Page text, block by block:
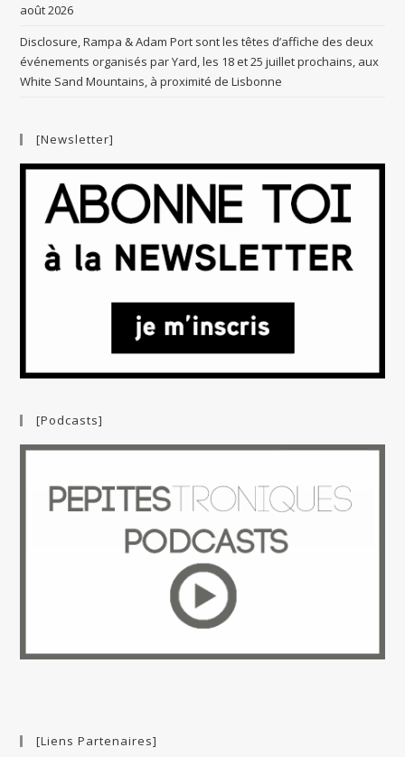
août 2026
Disclosure, Rampa & Adam Port sont les têtes d’affiche des deux
événements organisés par Yard, les 18 et 25 juillet prochains, aux
White Sand Mountains, à proximité de Lisbonne
[Newsletter]
[Podcasts]
[Liens Partenaires]